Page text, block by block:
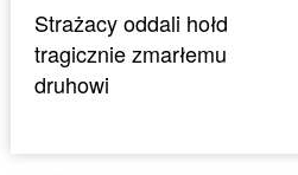
Strażacy oddali hołd
tragicznie zmarłemu
druhowi